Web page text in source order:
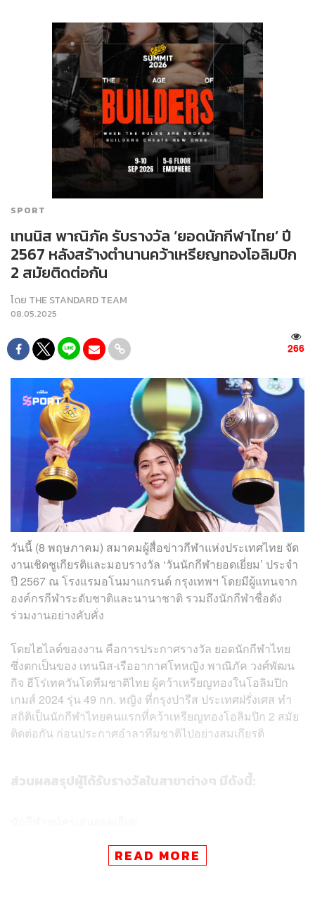
SPORT
เทนนิส พาณิภัค รับรางวัล ‘ยอดนักกีฬาไทย’ ปี
2567 หลังสร้างตำนานคว้าเหรียญทองโอลิมปิก
2 สมัยติดต่อกัน
โดย THE STANDARD TEAM
08.05.2025
266
วันนี้ (8 พฤษภาคม) สมาคมผู้สื่อข่าวกีฬาแห่งประเทศไทย จัด
งานเชิดชูเกียรติและมอบรางวัล ‘วันนักกีฬายอดเยี่ยม’ ประจำ
ปี 2567 ณ โรงแรมอโนมาแกรนด์ กรุงเทพฯ โดยมีผู้แทนจาก
องค์กรกีฬาระดับชาติและนานาชาติ รวมถึงนักกีฬาชื่อดัง
ร่วมงานอย่างคับคั่ง
โดยไฮไลต์ของงาน คือการประกาศรางวัล ยอดนักกีฬาไทย
ซึ่งตกเป็นของ เทนนิส-เรืออากาศโทหญิง พาณิภัค วงศ์พัฒน
กิจ ฮีโร่เทควันโดทีมชาติไทย ผู้คว้าเหรียญทองในโอลิมปิก
เกมส์ 2024 รุ่น 49 กก. หญิง ที่กรุงปารีส ประเทศฝรั่งเศส ทำ
สถิติเป็นนักกีฬาไทยคนแรกที่คว้าเหรียญทองโอลิมปิก 2 สมัย
ติดต่อกัน ก่อนประกาศอำลาทีมชาติไปอย่างสมเกียรติ
ส่วนผลสรุปผู้ได้รับรางวัลในสาขาต่างๆ มีดังนี้:
เดี่ยว โอลิมปิก 2024)READ MORE